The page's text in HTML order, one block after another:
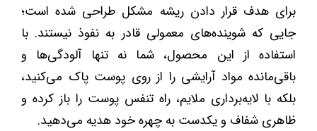
برای هدف قرار دادن ریشه مشکل طراحی شده است؛
جایی که شوینده‌های معمولی قادر به نفوذ نیستند. با
استفاده از این محصول، شما نه تنها آلودگی‌ها و
باقی‌مانده مواد آرایشی را از روی پوست پاک می‌کنید،
بلکه با لایه‌برداری ملایم، راه تنفس پوست را باز کرده و
ظاهری شفاف و یکدست به چهره خود هدیه می‌دهید.